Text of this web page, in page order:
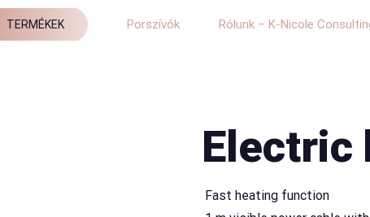
TERMÉKEK Porszívók Rólunk – K-Nicole
Electric
 Fast heating function